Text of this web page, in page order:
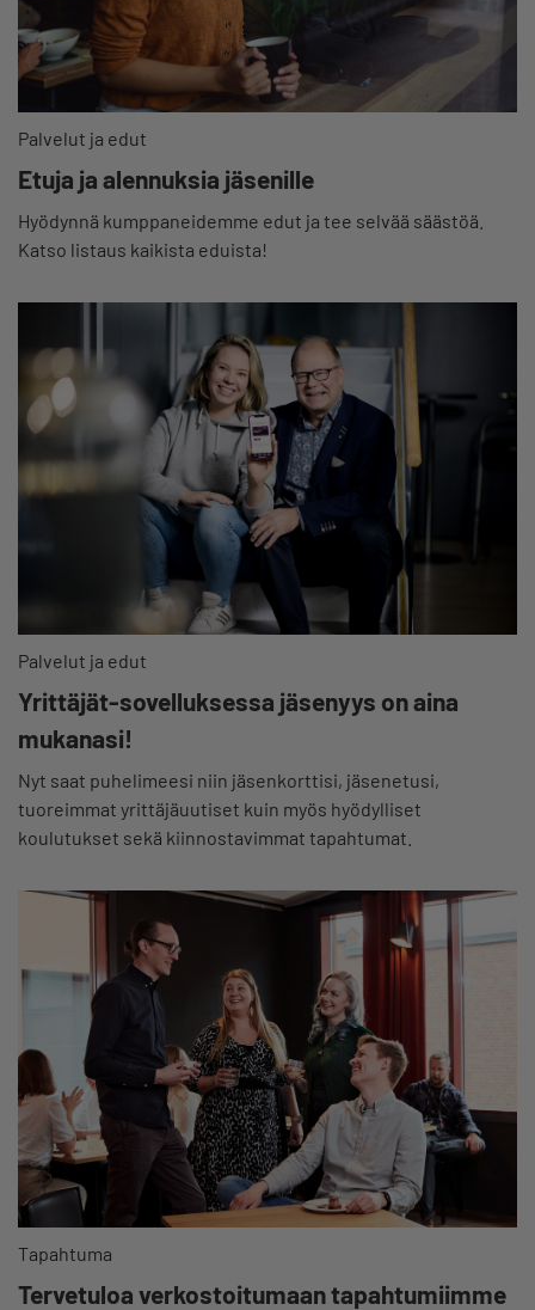
Palvelut ja edut
Etuja ja alennuksia jäsenille
Hyödynnä kumppaneidemme edut ja tee selvää säästöä.
Katso listaus kaikista eduista!
Palvelut ja edut
Yrittäjät-sovelluksessa jäsenyys on aina
mukanasi!
Nyt saat puhelimeesi niin jäsenkorttisi, jäsenetusi,
tuoreimmat yrittäjäuutiset kuin myös hyödylliset
koulutukset sekä kiinnostavimmat tapahtumat.
Tapahtuma
Tervetuloa verkostoitumaan tapahtumiimme